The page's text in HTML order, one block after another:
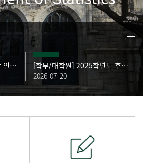
[학부] 2026-2학기 통계학 인턴십 교과목 사전 신청 안내 (~8/10 )
[학부/대학원] 2025학년도 후기 학위수여식 학위복 대여 안내 (~8/10 23:00)
2026-07-20